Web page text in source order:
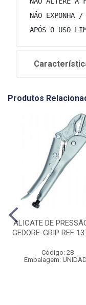
NÃO EXPONHA
APÓS O USO
Produtos
ALICATE DE
GEDORE-GRIP REF
Código: 28
Embalagem: